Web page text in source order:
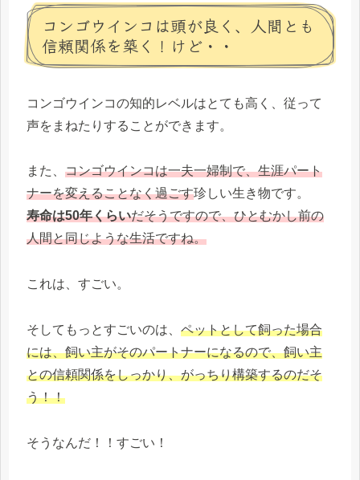
コンゴウインコは頭が良く、人間とも
信頼関係を築く！けど・・
コンゴウインコの知的レベルはとても高く、従って
声をまねたりすることができます。
また、 コンゴウインコは一夫一婦制で、生涯パート
ナーを変えることなく過ごす珍しい生き物です。
寿命は50年くらいだそうですので、ひとむかし前の
人間と同じような生活ですね。
これは、すごい。
そしてもっとすごいのは、 ペットとして飼った場合
には、飼い主がそのパートナーになるので、飼い主
との信頼関係をしっかり、がっちり構築するのだそ
う！！
そうなんだ！！すごい！